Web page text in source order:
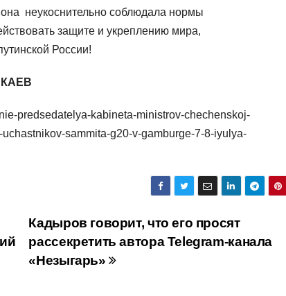
неукоснительно соблюдала нормы
защите и укреплению мира,
России!
predsedatelya-kabineta-ministrov-chechenskoj-
sammita-g20-v-gamburge-7-8-iyulya-
Кадыров говорит, что его просят
рассекретить автора Telegram-канала
«Незыгарь»